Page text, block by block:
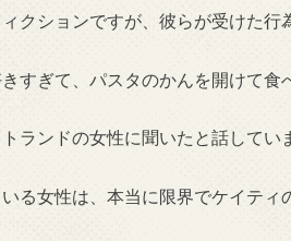
クションですが、彼らが受けた行
すぎて、パスタのかんを開けて食
ランドの女性に聞いたと話してい
る女性は、本当に限界でケイティ